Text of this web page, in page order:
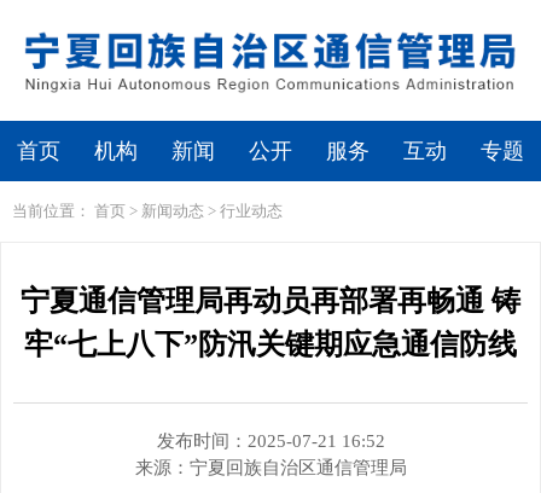
首页 机构 新闻 公开 服务 互动 专题
当前位置： 首页 > 新闻动态 > 行业动态
宁夏通信管理局再动员再部署再畅通 铸
牢“七上八下”防汛关键期应急通信防线
发布时间：2025-07-21 16:52
来源： 宁夏回族自治区通信管理局